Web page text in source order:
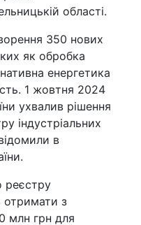
області.
350 нових
як обробка
енергетика
1 жовтня 2024
ухвалив рішення
індустріальних
в
реєстру
отримати з
млн грн для